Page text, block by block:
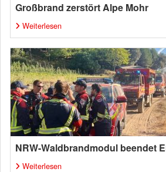
Großbrand zerstört Alpe Mohr
Weiterlesen
NRW-Waldbrandmodul beendet
Weiterlesen